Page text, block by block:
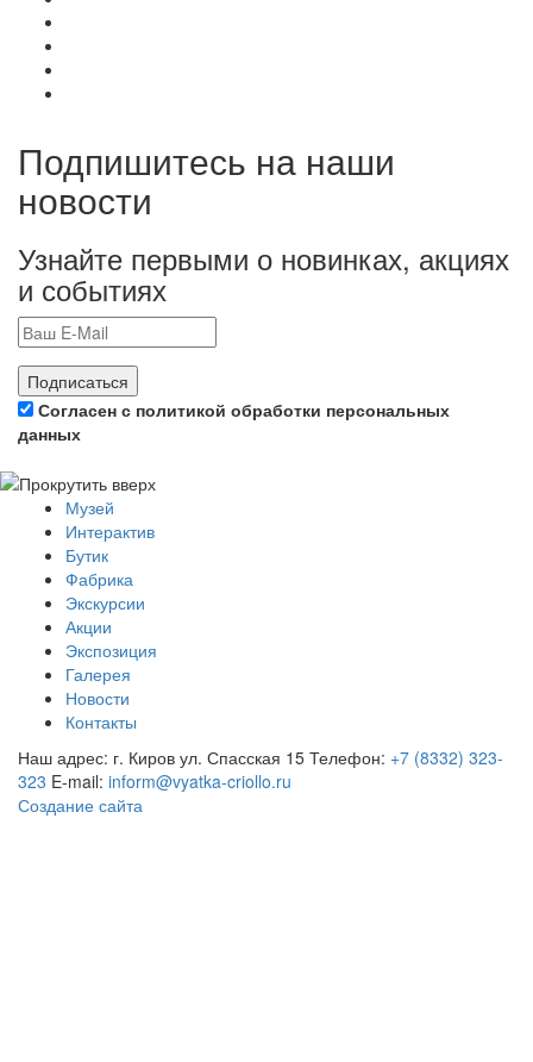
Подпишитесь на наши
новости
Узнайте первыми о новинках, акциях
и событиях
Подписаться
Согласен с политикой обработки персональных
данных
Музей
Интерактив
Бутик
Фабрика
Экскурсии
Акции
Экспозиция
Галерея
Новости
Контакты
Наш адрес: г. Киров ул. Спасская 15 Телефон: +7 (8332) 323-
323 E-mail: inform@vyatka-criollo.ru
Создание сайта